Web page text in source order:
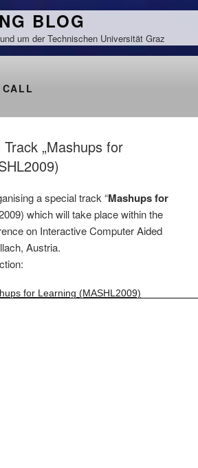
BLOG
um der Technischen Universität Graz
CALL
„Mashups for
a special track “Mashups for
which will take place within the
on Interactive Computer Aided
Austria.
for Learning (MASHL2009)